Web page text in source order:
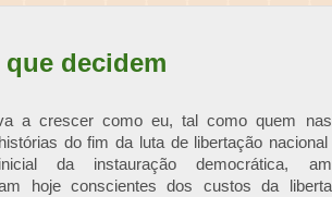
decidem
a crescer como eu, tal como quem
do fim da luta de libertação
da instauração democrática,
hoje conscientes dos custos da